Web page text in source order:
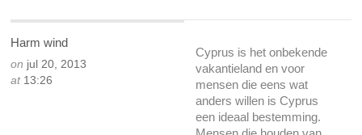
Harm wind
on jul 20, 2013
at 13:26
Cyprus is het onbekende
vakantieland en voor
mensen die eens wat
anders willen is Cyprus
een ideaal bestemming.